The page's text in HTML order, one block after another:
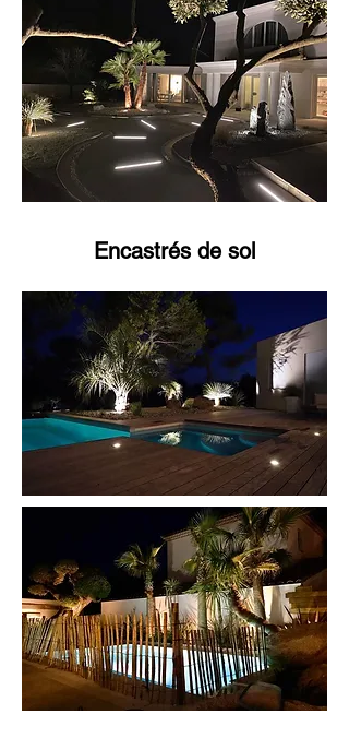
Encastrés de sol